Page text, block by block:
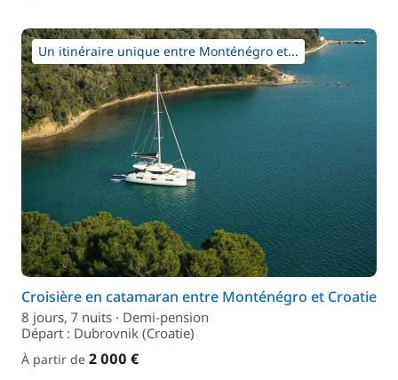
Un itinéraire unique entre Monténégro et...
Croisière en catamaran entre Monténégro et Croatie
8 jours, 7 nuits · Demi-pension
Départ : Dubrovnik (Croatie)
À partir de 2 000 €